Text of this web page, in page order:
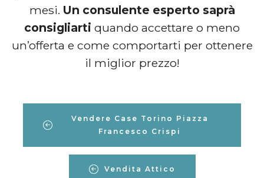
mesi. Un consulente esperto saprà
consigliarti quando accettare o meno
un’offerta e come comportarti per ottenere
il miglior prezzo!
Vendere Case Torino Piazza
Francesco Crispi
Vendita Attico